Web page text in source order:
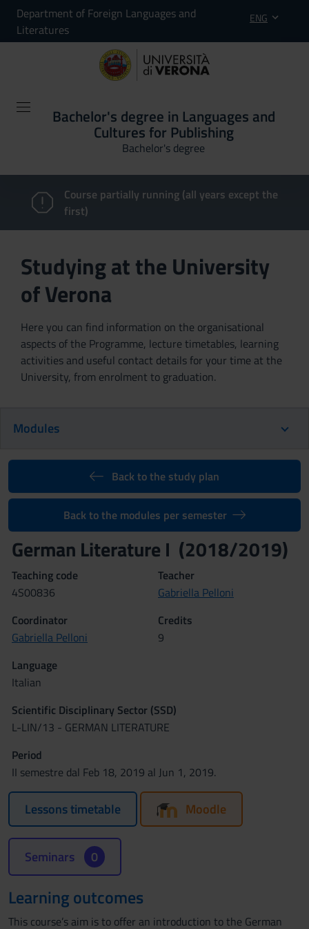
Department of Foreign Languages and
Literatures
ENG
Bachelor's degree in Languages and
Cultures for Publishing
Bachelor's degree
Course partially running (all years except the
first)
Studying at the University
of Verona
Here you can find information on the organisational
aspects of the Programme, lecture timetables, learning
activities and useful contact details for your time at the
University, from enrolment to graduation.
Modules
Back to the study plan
Back to the modules per semester
German Literature I (2018/2019)
Teaching code
4S00836
Teacher
Gabriella Pelloni
Coordinator
Gabriella Pelloni
Credits
9
Language
Italian
Scientific Disciplinary Sector (SSD)
L-LIN/13 - GERMAN LITERATURE
Period
II semestre dal Feb 18, 2019 al Jun 1, 2019.
Lessons timetable Moodle
Seminars 0
Learning outcomes
This course’s aim is to offer an introduction to the German